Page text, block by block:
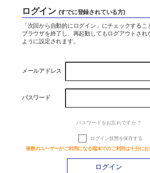
Company
会社概要
お問い合わせ
お任せください
風呂設計.com
ログイン (すでに登録されている方)
「次回から自動的にログイン」にチェックするこ
ブラウザを終了し、再起動してもログアウトされ
ように設定されます。
メールアドレス
パスワード
パスワードをお忘れですか ?
ログイン状態を保存する
複数のユーザーがご利用になる端末でのご利用は十分にお